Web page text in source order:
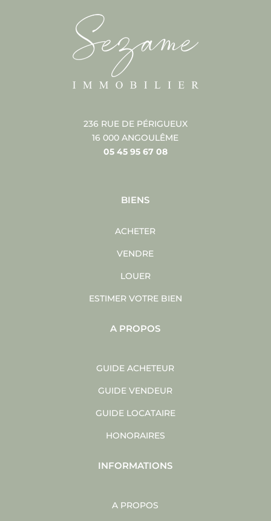
236 RUE DE PÉRIGUEUX
16 000 ANGOULÊME
05 45 95 67 08
BIENS
ACHETER
VENDRE
LOUER
ESTIMER VOTRE BIEN
A PROPOS
GUIDE ACHETEUR
GUIDE VENDEUR
GUIDE LOCATAIRE
HONORAIRES
INFORMATIONS
A PROPOS